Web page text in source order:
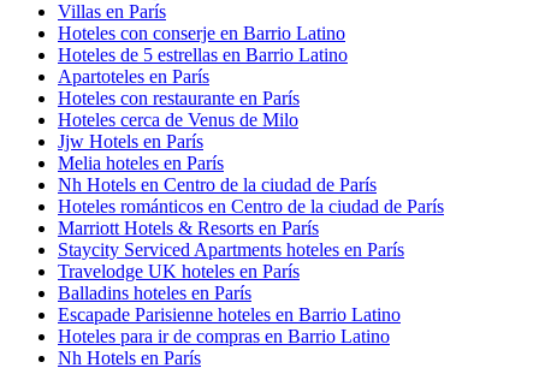
Villas en París
Hoteles con conserje en Barrio Latino
Hoteles de 5 estrellas en Barrio Latino
Apartoteles en París
Hoteles con restaurante en París
Hoteles cerca de Venus de Milo
Jjw Hotels en París
Melia hoteles en París
Nh Hotels en Centro de la ciudad de París
Hoteles románticos en Centro de la ciudad de París
Marriott Hotels & Resorts en París
Staycity Serviced Apartments hoteles en París
Travelodge UK hoteles en París
Balladins hoteles en París
Escapade Parisienne hoteles en Barrio Latino
Hoteles para ir de compras en Barrio Latino
Nh Hotels en París